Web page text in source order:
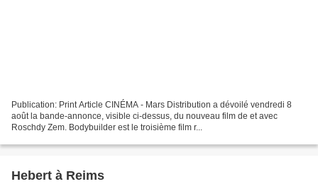
Publication: Print Article CINÉMA - Mars Distribution a dévoilé vendredi 8
août la bande-annonce, visible ci-dessus, du nouveau film de et avec
Roschdy Zem. Bodybuilder est le troisième film r...
Hebert à Reims